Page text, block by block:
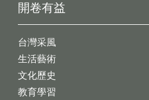
開卷有益
台灣采風
生活藝術
文化歷史
教育學習